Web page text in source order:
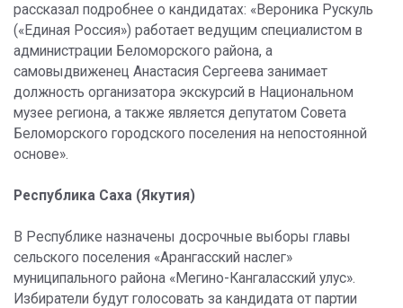
рассказал подробнее о кандидатах: «Вероника Рускуль
(«Единая Россия») работает ведущим специалистом в
администрации Беломорского района, а
самовыдвиженец Анастасия Сергеева занимает
должность организатора экскурсий в Национальном
музее региона, а также является депутатом Совета
Беломорского городского поселения на непостоянной
основе».
Республика Саха (Якутия)
В Республике назначены досрочные выборы главы
сельского поселения «Арангасский наслег»
муниципального района «Мегино-Кангаласский улус».
Избиратели будут голосовать за кандидата от партии